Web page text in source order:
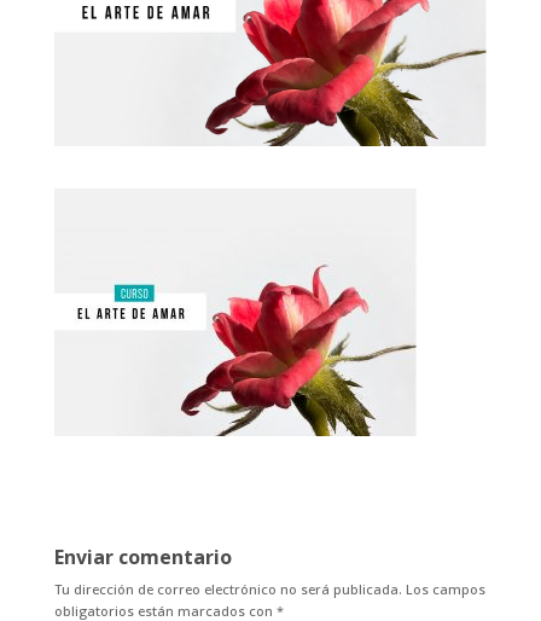
Enviar comentario
Tu dirección de correo electrónico no será publicada. Los campos
obligatorios están marcados con *